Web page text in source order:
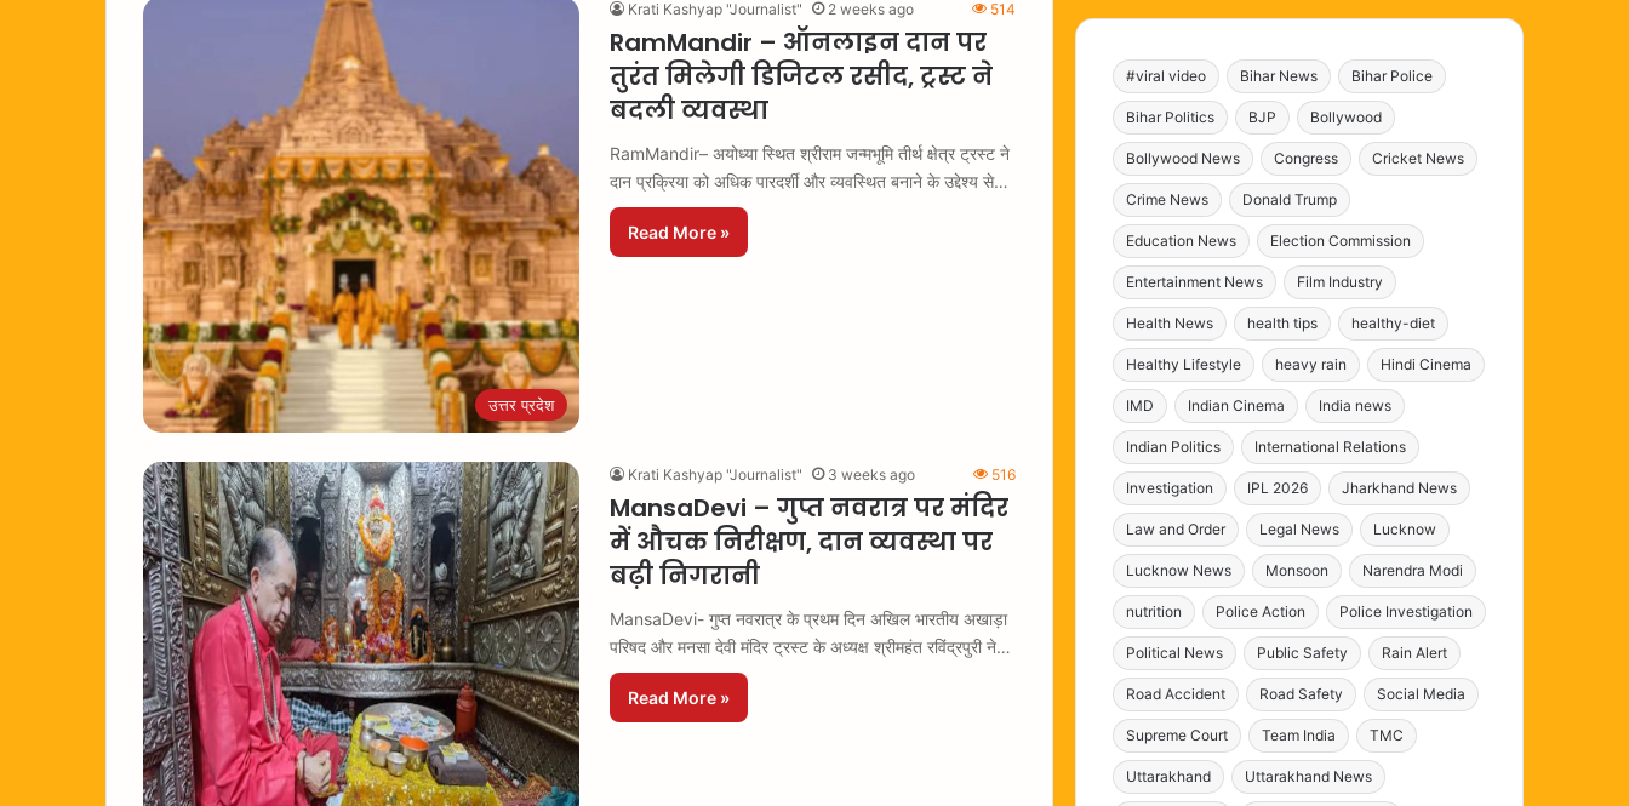
उत्तर प्रदेश
Krati Kashyap "Journalist" 2 weeks ago 514
RamMandir – ऑनलाइन दान पर
तुरंत मिलेगी डिजिटल रसीद, ट्रस्ट ने
बदली व्यवस्था
RamMandir– अयोध्या स्थित श्रीराम जन्मभूमि तीर्थ क्षेत्र ट्रस्ट ने
दान प्रक्रिया को अधिक पारदर्शी और व्यवस्थित बनाने के उद्देश्य से…
Read More »
Krati Kashyap "Journalist" 3 weeks ago 516
MansaDevi – गुप्त नवरात्र पर मंदिर
में औचक निरीक्षण, दान व्यवस्था पर
बढ़ी निगरानी
MansaDevi- गुप्त नवरात्र के प्रथम दिन अखिल भारतीय अखाड़ा
परिषद और मनसा देवी मंदिर ट्रस्ट के अध्यक्ष श्रीमहंत रविंद्रपुरी ने…
Read More »
#viral video Bihar News Bihar Police
Bihar Politics BJP Bollywood
Bollywood News Congress Cricket News
Crime News Donald Trump
Education News Election Commission
Entertainment News Film Industry
Health News health tips healthy-diet
Healthy Lifestyle heavy rain Hindi Cinema
IMD Indian Cinema India news
Indian Politics International Relations
Investigation IPL 2026 Jharkhand News
Law and Order Legal News Lucknow
Lucknow News Monsoon Narendra Modi
nutrition Police Action Police Investigation
Political News Public Safety Rain Alert
Road Accident Road Safety Social Media
Supreme Court Team India TMC
Uttarakhand Uttarakhand News